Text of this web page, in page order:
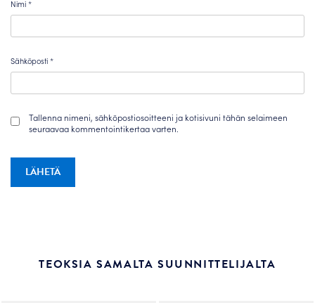
Nimi*
Sähköposti*
Tallenna nimeni, sähköpostiosoitteeni ja kotisivuni tähän selaimeen
seuraavaa kommentointikertaa varten.
TEOKSIA SAMALTA SUUNNITTELIJALTA